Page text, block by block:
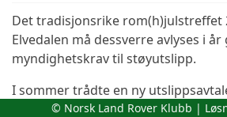
Det tradisjonsrike rom(h)julstreffet
Elvedalen må dessverre avlyses i
myndighetskrav til støyutslipp.
I sommer trådte en ny
utarbeidet av Statsforvalteren i
© Norsk Land Rover Klubb |